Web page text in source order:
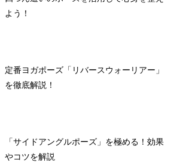
よう！
定番ヨガポーズ「リバースウォーリアー」
を徹底解説！
「サイドアングルポーズ」を極める！効果
やコツを解説